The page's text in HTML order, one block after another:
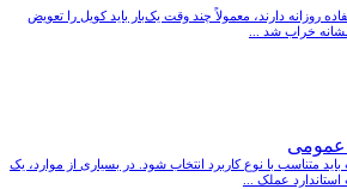
روزانه دارند، معمولاً چند وقت یک‌بار باید کویل را تعویض
نشانه خراب شد ...
عمومی
متناسب با نوع کاربرد انتخاب شود. در بسیاری از موارد، یک
عملک ...